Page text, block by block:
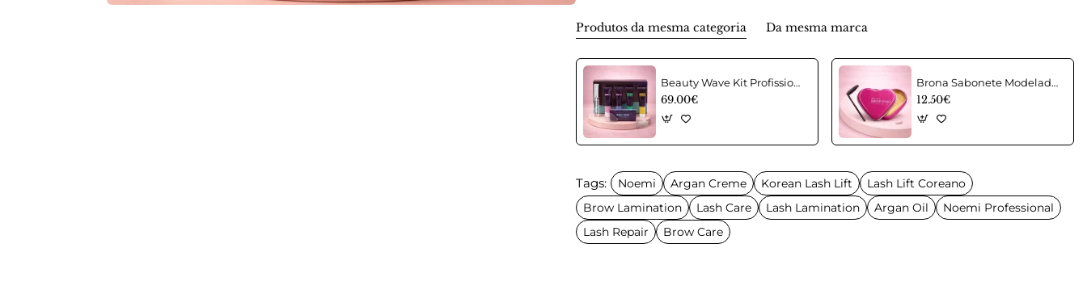
Produtos da mesma categoria Da mesma marca
Beauty Wave Kit Profissional para Lifting de Pestanas
69.00€
Brona Sabonete Modelador de Sobrancelhas Brow Styling Soap
12.50€
Tags: Noemi Argan Creme Korean Lash Lift
Lash Lift Coreano
Brow Lamination
Lash Care Lash Lamination Argan Oil
Noemi Professional
Lash Repair
Brow Care